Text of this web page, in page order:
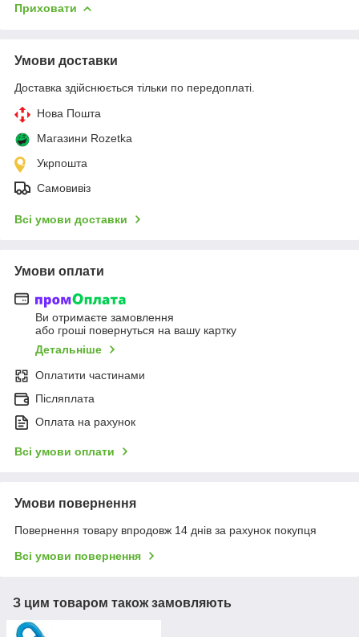
Приховати
Умови доставки
Доставка здійснюється тільки по передоплаті.
Нова Пошта
Магазини Rozetka
Укрпошта
Самовивіз
Всі умови доставки
Умови оплати
Ви отримаєте замовлення
або гроші повернуться на вашу картку
Детальніше
Оплатити частинами
Післяплата
Оплата на рахунок
Всі умови оплати
Умови повернення
Повернення товару впродовж 14 днів за рахунок покупця
Всі умови повернення
З цим товаром також замовляють